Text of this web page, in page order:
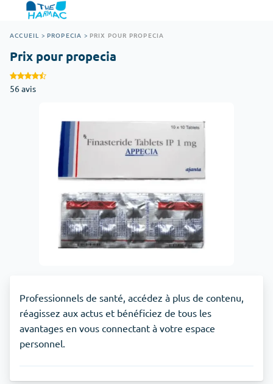
ACCUEIL > PROPECIA > PRIX POUR PROPECIA
Prix pour propecia
56 avis
Professionnels de santé, accédez à plus de contenu,
réagissez aux actus et bénéficiez de tous les
avantages en vous connectant à votre espace
personnel.